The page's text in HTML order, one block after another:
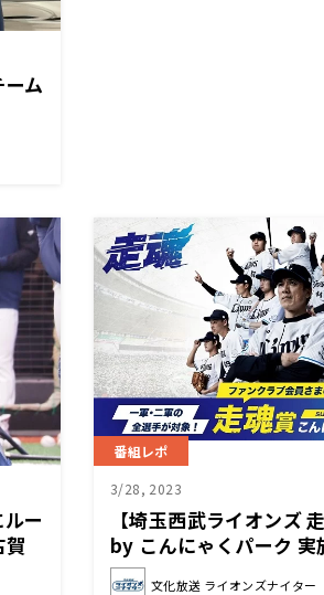
ム
ー
賀
番組レポ
3/28, 2023
【埼玉西武ライオンズ
by こんにゃくパーク 実
文化放送 ライオンズナイター